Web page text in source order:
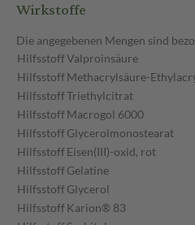
Wirkstoffe
Die angegebenen Mengen sind
HilfsstoffValproinsäure
HilfsstoffMethacrylsäure-
HilfsstoffTriethylcitrat
HilfsstoffMacrogol 6000
HilfsstoffGlycerolmonostearat
HilfsstoffEisen(III)-oxid, rot
HilfsstoffGelatine
HilfsstoffGlycerol
HilfsstoffKarion® 83